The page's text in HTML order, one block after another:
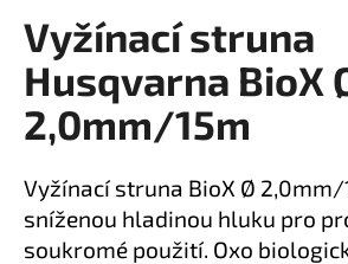
produktu
je
0,0
z
5
Vyžínací struna
Husqvarna BioX
2,0mm/15m
Vyžínací struna BioX Ø 2,0mm/
sníženou hladinou hluku pro
soukromé použití. Oxo
a
j
í
t